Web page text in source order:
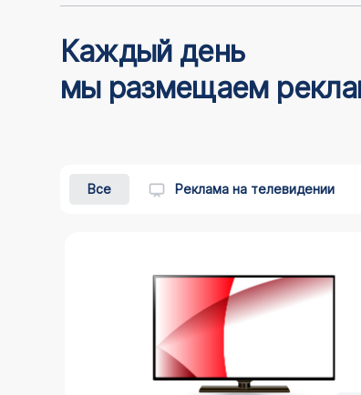
Каждый день
мы размещаем
Все Реклама на телевидении